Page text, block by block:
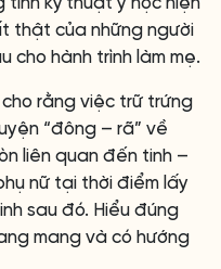
thật của những người
cho hành trình làm mẹ.
rằng việc trữ trứng
“đông – rã” về
liên quan đến tinh –
nữ tại thời điểm lấy
sau đó. Hiểu đúng
mang và có hướng